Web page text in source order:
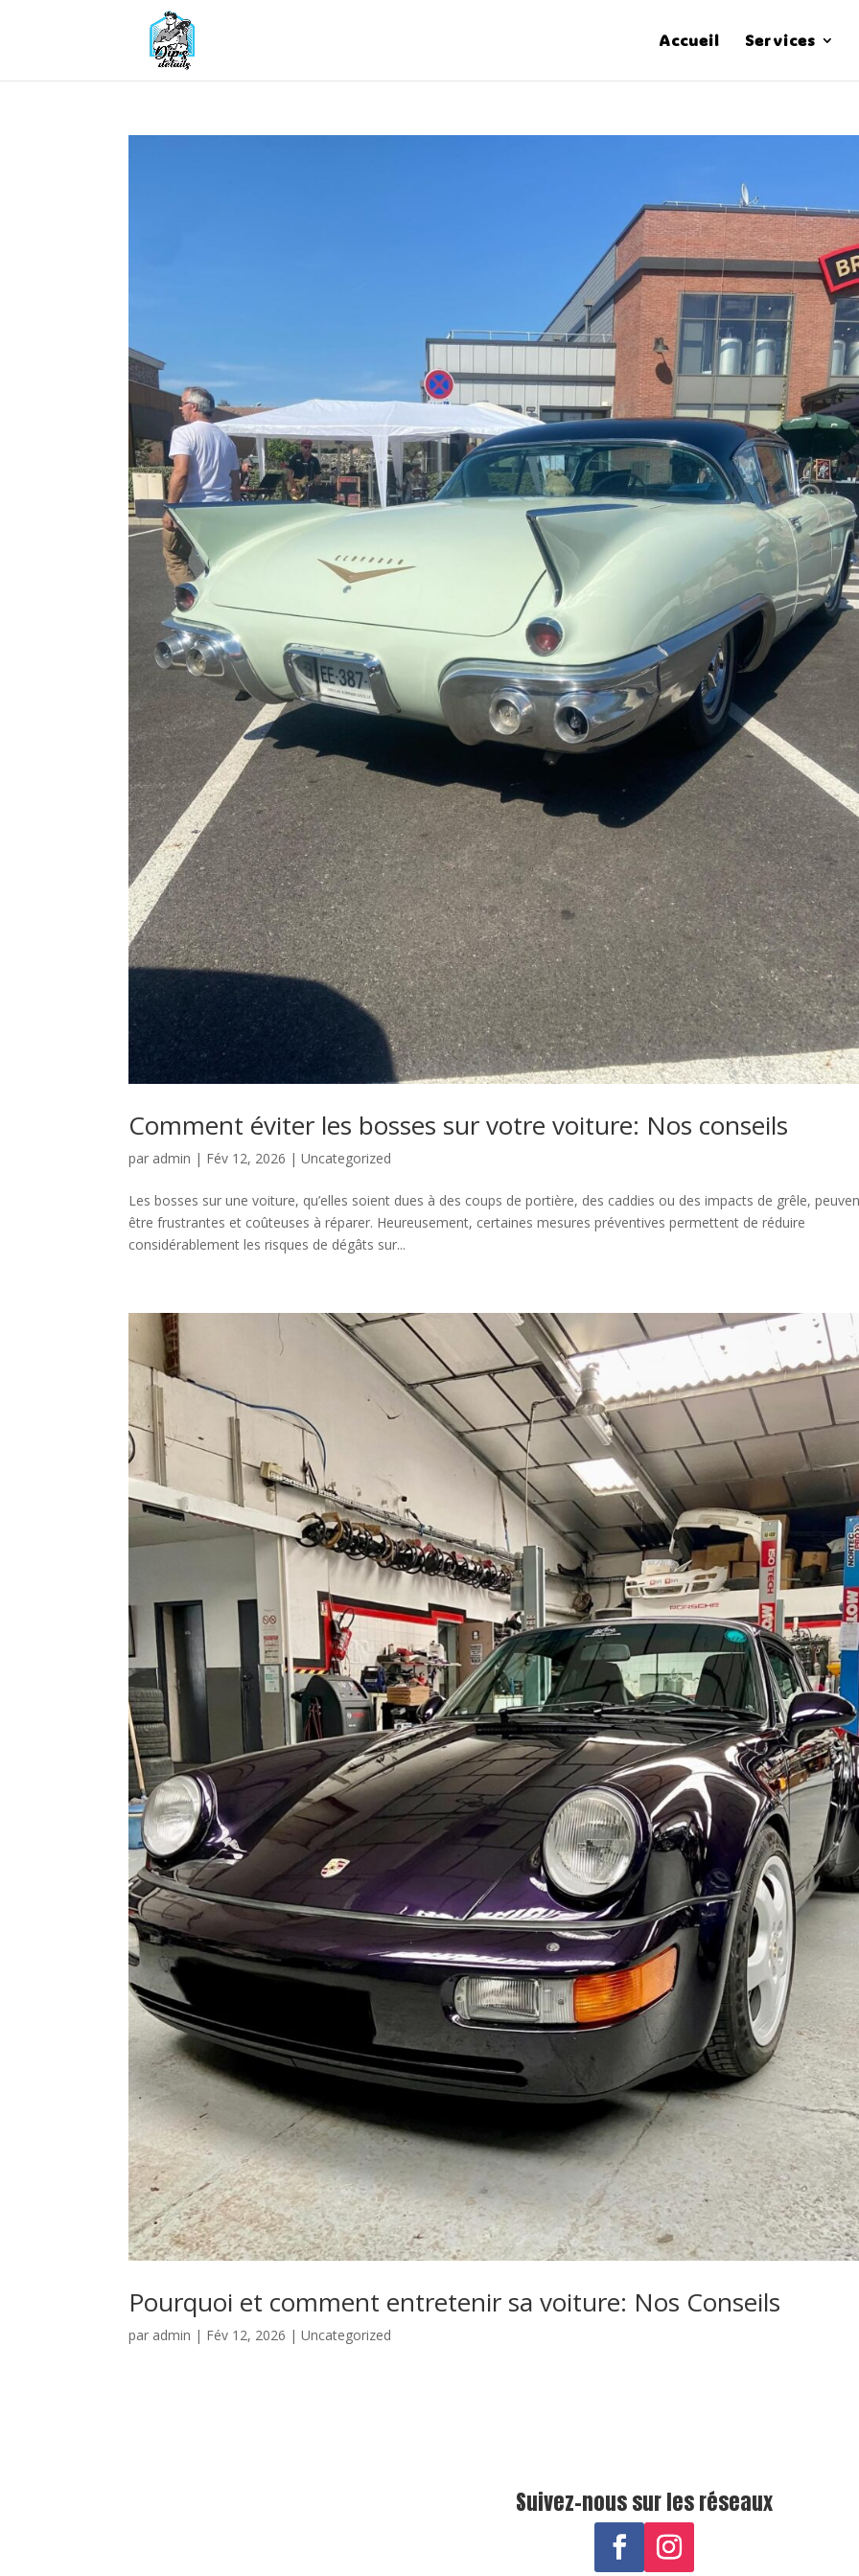
Accueil Services
Comment éviter les bosses sur votre voiture: Nos conseils
par admin | Fév 12, 2026 |Uncategorized
Les bosses sur une voiture, qu’elles soient dues à des coups de portière, des caddies ou des impacts de grêle,
être frustrantes et coûteuses à réparer. Heureusement, certaines mesures préventives permettent de réduire
considérablement les risques de dégâts sur...
Pourquoi et comment entretenir sa voiture: Nos Conseils
par admin | Fév 12, 2026 |Uncategorized
Suivez-nous sur les réseaux